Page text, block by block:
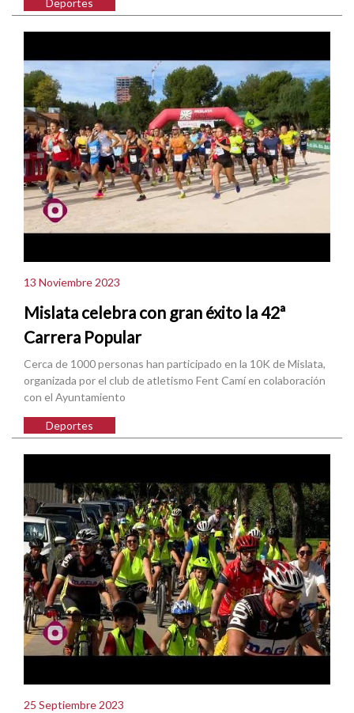
13 Noviembre 2023
Mislata celebra con gran éxito la 42ª
Carrera Popular
Cerca de 1000 personas han participado en la 10K de Mislata,
organizada por el club de atletismo Fent Camí en colaboración
con el Ayuntamiento
Deportes
25 Septiembre 2023